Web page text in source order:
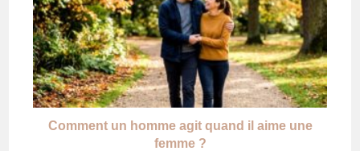
Comment un homme agit quand il aime une
femme ?